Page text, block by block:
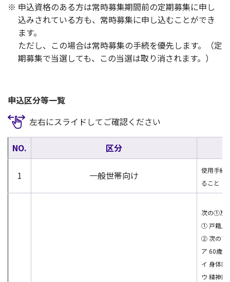
※ 申込資格のある方は常時募集期間前の定期募集に申し
込みされている方も、常時募集に申し込むことができ
ます。
ただし、この場合は常時募集の手続を優先します。（定
期募集で当選しても、この当選は取り消されます。）
申込区分等一覧
左右にスライドしてご確認ください
NO. 区分
1 一般世帯向け
使用手続
ること
次の①及
① 戸籍上
② 次のア
ア 60歳以
イ 身体障
ウ 精神